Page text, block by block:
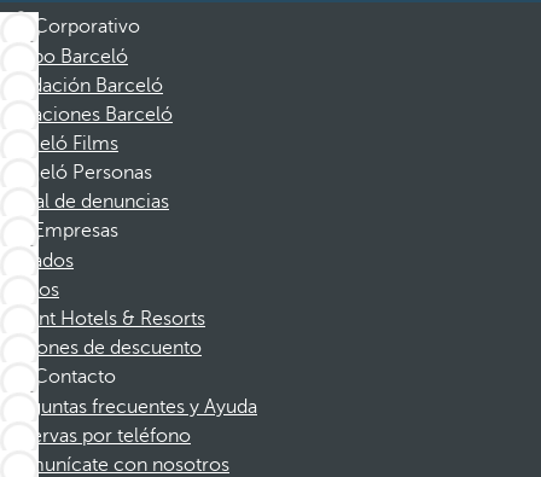
Corporativo
Grupo Barceló
Fundación Barceló
Vacaciones Barceló
Barceló Films
Barceló Personas
Canal de denuncias
Empresas
Afiliados
Socios
Dorint Hotels & Resorts
Cupones de descuento
Contacto
Preguntas frecuentes y Ayuda
Reservas por teléfono
Comunícate con nosotros